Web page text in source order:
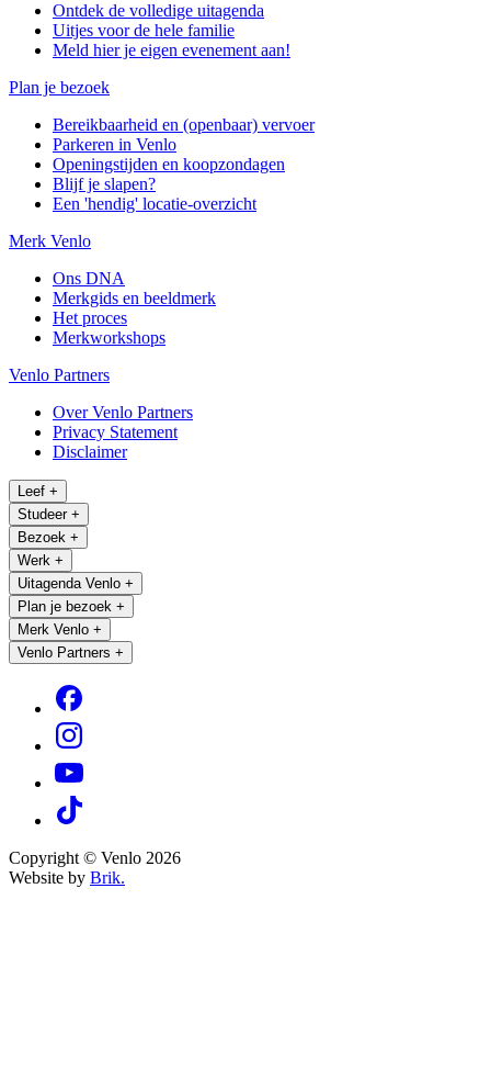
Ontdek de volledige uitagenda
Uitjes voor de hele familie
Meld hier je eigen evenement aan!
Plan je bezoek
Bereikbaarheid en (openbaar) vervoer
Parkeren in Venlo
Openingstijden en koopzondagen
Blijf je slapen?
Een 'hendig' locatie-overzicht
Merk Venlo
Ons DNA
Merkgids en beeldmerk
Het proces
Merkworkshops
Venlo Partners
Over Venlo Partners
Privacy Statement
Disclaimer
Leef +
Studeer +
Bezoek +
Werk +
Uitagenda Venlo +
Plan je bezoek +
Merk Venlo +
Venlo Partners +
Copyright © Venlo 2026
Website by Brik.